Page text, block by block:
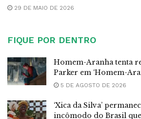
29 DE MAIO DE 2026
FIQUE POR DENTRO
Homem-Aranha tenta
Parker em ‘Homem-
5 DE AGOSTO DE 2026
‘Xica da Silva’
incômodo do Brasil